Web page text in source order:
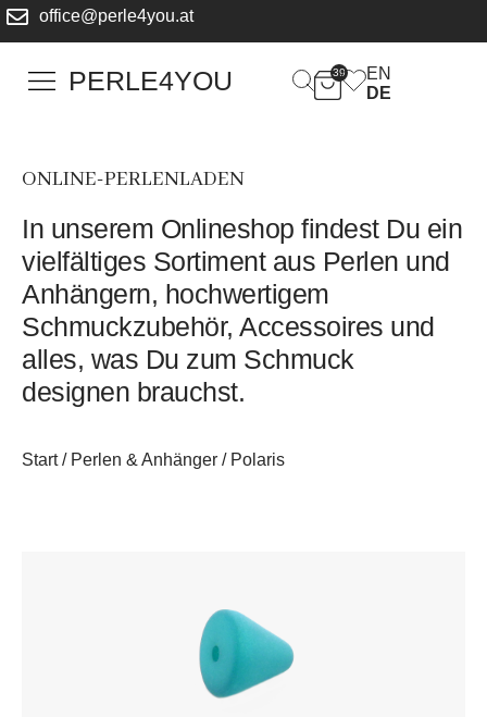
office@perle4you.at
PERLE4YOU 39
EN
DE
ONLINE-PERLENLADEN
In unserem Onlineshop findest Du ein
vielfältiges Sortiment aus Perlen und
Anhängern, hochwertigem
Schmuckzubehör, Accessoires und
alles, was Du zum Schmuck
designen brauchst.
Start/ Perlen & Anhänger / Polaris